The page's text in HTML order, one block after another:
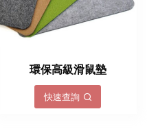
環保高級滑鼠墊
快速查詢